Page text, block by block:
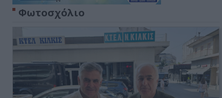
Φωτοσχόλιο